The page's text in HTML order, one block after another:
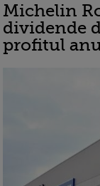
Michelin
dividende
profitul